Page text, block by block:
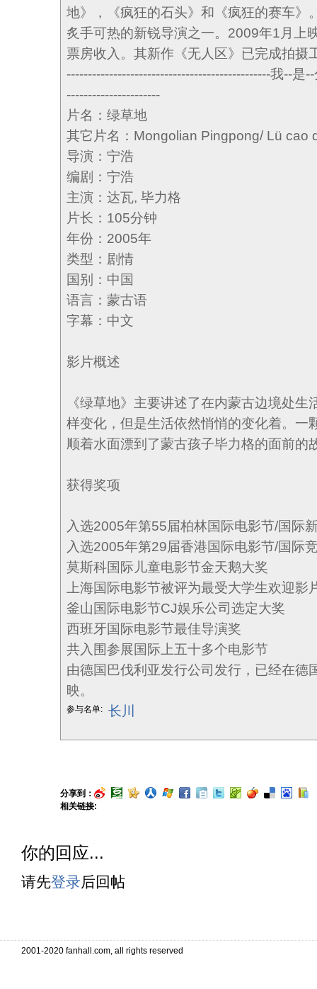
地》，《疯狂的石头》和《疯狂的赛车》
炙手可热的新锐导演之一。2009年1月上
票房收入。其新作《无人区》已完成拍摄
------------------------------------------------我--是
----------------------
片名：绿草地
其它片名：Mongolian Pingpong/ Lü cao
导演：宁浩
编剧：宁浩
主演：达瓦, 毕力格
片长：105分钟
年份：2005年
类型：剧情
国别：中国
语言：蒙古语
字幕：中文
影片概述
《绿草地》主要讲述了在内蒙古边境处
样变化，但是生活依然悄悄的变化着。一
顺着水面漂到了蒙古孩子毕力格的面前的
获得奖项
入选2005年第55届柏林国际电影节/国际
入选2005年第29届香港国际电影节/国际
莫斯科国际儿童电影节金天鹅大奖
上海国际电影节被评为最受大学生欢迎影
釜山国际电影节CJ娱乐公司选定大奖
西班牙国际电影节最佳导演奖
共入围参展国际上五十多个电影节
由德国巴伐利亚发行公司发行，已经在德
映。
参与名单: 长川
分享到：
相关链接:
你的回应...
请先登录后回帖
2001-2020 fanhall.com, all rights reserved